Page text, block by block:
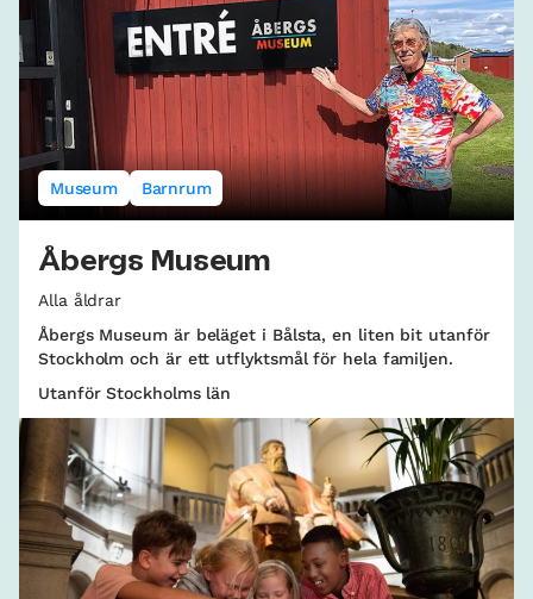
Museum Barnrum
Åbergs Museum
Alla åldrar
Åbergs Museum är beläget i Bålsta, en liten bit utanför
Stockholm och är ett utflyktsmål för hela familjen.
Utanför Stockholms län